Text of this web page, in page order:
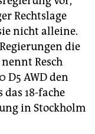
Rechtslage
nicht alleine.
die
Resch
D5 AWD den
18-fache
in Stockholm